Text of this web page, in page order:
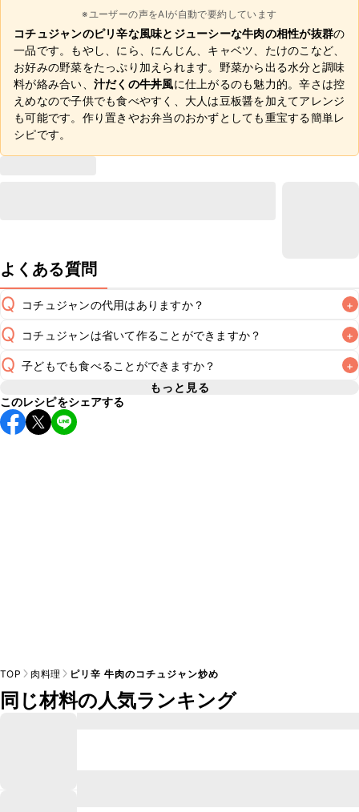
※ユーザーの声をAIが自動で要約しています
コチュジャンのピリ辛な風味とジューシーな牛肉の相性が抜群の
一品です。もやし、にら、にんじん、キャベツ、たけのこなど、
お好みの野菜をたっぷり加えられます。野菜から出る水分と調味
料が絡み合い、 汁だくの牛丼風に仕上がるのも魅力的。辛さは控
えめなので子供でも食べやすく、大人は豆板醤を加えてアレンジ
も可能です。作り置きやお弁当のおかずとしても重宝する簡単レ
シピです。
よくある質問
Q コチュジャンの代用はありますか？ +
A
Q コチュジャンは省いて作ることができますか？ +
A
使用量が少ない場合は省いてもお作りいただけますが、メイ
ンの味付けとして使用している場合は省くと味がぼやける可
能性があるため、 こちら
Q 子どもでも食べることができますか？ +
コチュジャンは甘辛い風味が特徴の食材なため、お子様や辛
い味付けが苦手な方は風味や刺激を強く感じる可能性がござ
います。使用する食材や味付けにつきましては普段のお子様
もっと見る
このレシピをシェアする
TOP 肉料理 ピリ辛 牛肉のコチュジャン炒め
同じ材料の人気ランキング